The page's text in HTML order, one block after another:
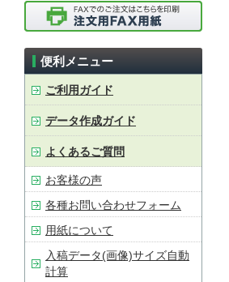
便利メニュー
ご利用ガイド
データ作成ガイド
よくあるご質問
お客様の声
各種お問い合わせフォーム
用紙について
入稿データ(画像)サイズ自動
計算